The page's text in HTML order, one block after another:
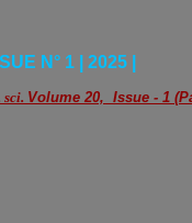
N° 1 | 2025 |
sci. Volume 20, Issue - 1